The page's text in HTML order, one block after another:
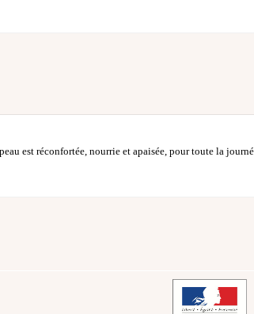
est réconfortée, nourrie et apaisée, pour toute la